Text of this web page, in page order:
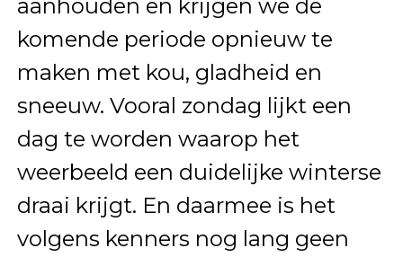
aanhouden en krijgen we de
komende periode opnieuw te
maken met kou, gladheid en
sneeuw. Vooral zondag lijkt een
dag te worden waarop het
weerbeeld een duidelijke winterse
draai krijgt. En daarmee is het
volgens kenners nog lang geen